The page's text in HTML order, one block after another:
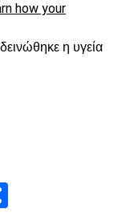
how your
η υγεία